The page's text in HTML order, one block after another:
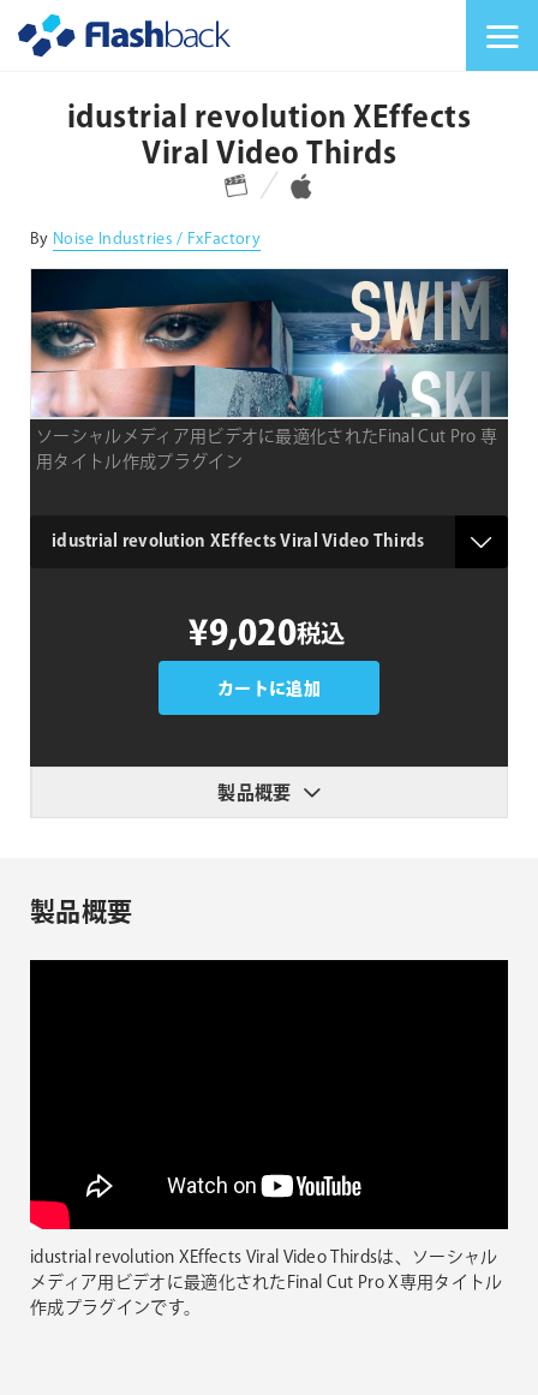
idustrial revolution XEffects
Viral Video Thirds
対応プラットフォーム 対応OS
By Noise Industries / FxFactory
ソーシャルメディア用ビデオに最適化されたFinal Cut Pro 専
用タイトル作成プラグイン
product
¥9,020税込
カートに追加
製品概要
製品概要
idustrial revolution XEffects Viral Video Thirdsは、ソーシャル
メディア用ビデオに最適化されたFinal Cut Pro X専用タイトル
作成プラグインです。